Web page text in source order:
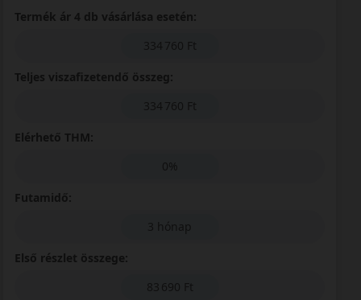
Termék ár 4 db vásárlása esetén:
334 760 Ft
Teljes viszafizetendő összeg:
334 760 Ft
Elérhető THM:
0%
Futamidő:
3 hónap
Első részlet összege:
83 690 Ft